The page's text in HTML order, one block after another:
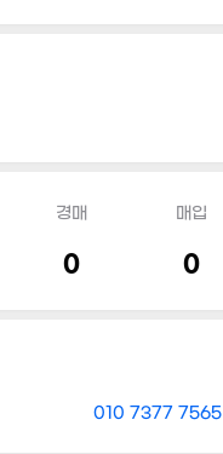
경매
0
매입
0
010 7377 7565